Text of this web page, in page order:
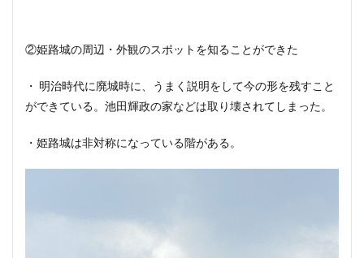
②姫路城の周辺・外観のスポットを知ることができた
・ 明治時代に廃城時に、うまく説明をして今の形を残すこと
ができている。池田輝政の家などは取り壊されてしまった。
・姫路城は非対称になっている階がある。